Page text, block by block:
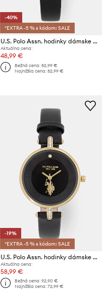
-40%
*EXTRA -5 % s kódom: SALE
U.S. Polo Assn. hodinky dámske HELEN
Aktuálna cena:
48,99 €
Bežná cena:82,99 €
Najnižšia cena:82,99 €
-19%
*EXTRA -5 % s kódom: SALE
U.S. Polo Assn. hodinky dámske HELEN
Aktuálna cena:
58,99 €
Bežná cena:92,90 €
Najnižšia cena:72,99 €